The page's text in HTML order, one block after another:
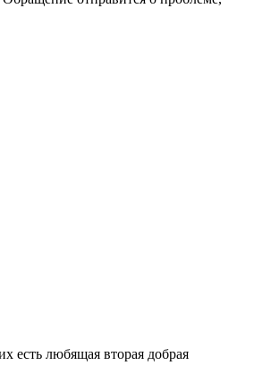
есть любящая вторая добрая